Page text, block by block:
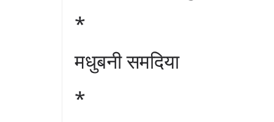
*
मधुबनी समदिया
*